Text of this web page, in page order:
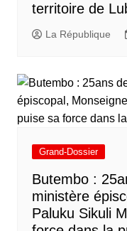
territoire de
La République
Grand-Dossier
Butembo :
ministère
Paluku Sikuli